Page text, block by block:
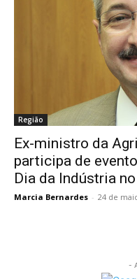
Região
Ex-ministro da
participa de
Dia da Indústria
Marcia Bernardes - 24 de
-